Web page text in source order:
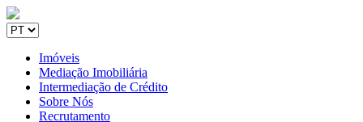
Imóveis
Mediação Imobiliária
Intermediação de Crédito
Sobre Nós
Recrutamento